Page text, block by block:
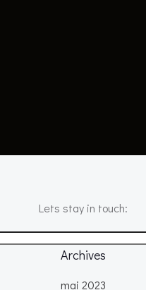
Lets stay in touch:
Archives
mai 2023